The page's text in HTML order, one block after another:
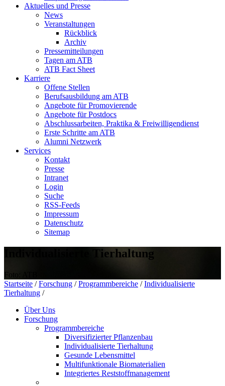
Aktuelles und Presse
News
Veranstaltungen
Rückblick
Archiv
Pressemitteilungen
Tagen am ATB
ATB Fact Sheet
Karriere
Offene Stellen
Berufsausbildung am ATB
Angebote für Promovierende
Angebote für Postdocs
Abschlussarbeiten, Praktika & Freiwilligendienst
Erste Schritte am ATB
Alumni Netzwerk
Services
Kontakt
Presse
Intranet
Login
Suche
RSS-Feeds
Impressum
Datenschutz
Sitemap
Individualisierte Tierhaltung
Foto: ATB
Startseite / Forschung / Programmbereiche / Individualisierte
Tierhaltung /
Über Uns
Forschung
Programmbereiche
Diversifizierter Pflanzenbau
Individualisierte Tierhaltung
Gesunde Lebensmittel
Multifunktionale Biomaterialien
Integriertes Reststoffmanagement